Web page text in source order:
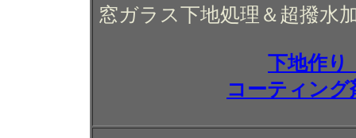
窓ガラス下地処理＆超撥水
下地作り
コーティン